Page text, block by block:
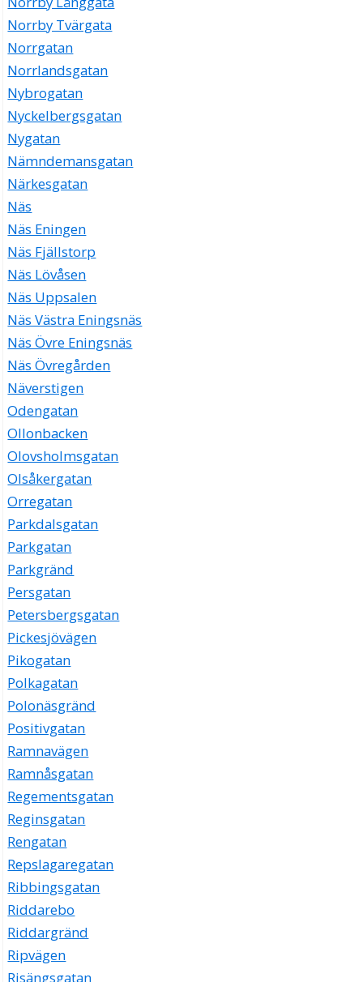
Norrby Tvärgata
Norrgatan
Norrlandsgatan
Nybrogatan
Nyckelbergsgatan
Nygatan
Nämndemansgatan
Närkesgatan
Näs
Näs Eningen
Näs Fjällstorp
Näs Lövåsen
Näs Uppsalen
Näs Västra Eningsnäs
Näs Övre Eningsnäs
Näs Övregården
Näverstigen
Odengatan
Ollonbacken
Olovsholmsgatan
Olsåkergatan
Orregatan
Parkdalsgatan
Parkgatan
Parkgränd
Persgatan
Petersbergsgatan
Pickesjövägen
Pikogatan
Polkagatan
Polonäsgränd
Positivgatan
Ramnavägen
Ramnåsgatan
Regementsgatan
Reginsgatan
Rengatan
Repslagaregatan
Ribbingsgatan
Riddarebo
Riddargränd
Ripvägen
Risängsgatan